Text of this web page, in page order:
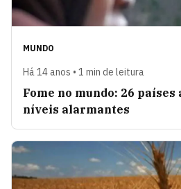
MUNDO
Há 14 anos • 1 min de leitura
Fome no mundo: 26
níveis alarmantes